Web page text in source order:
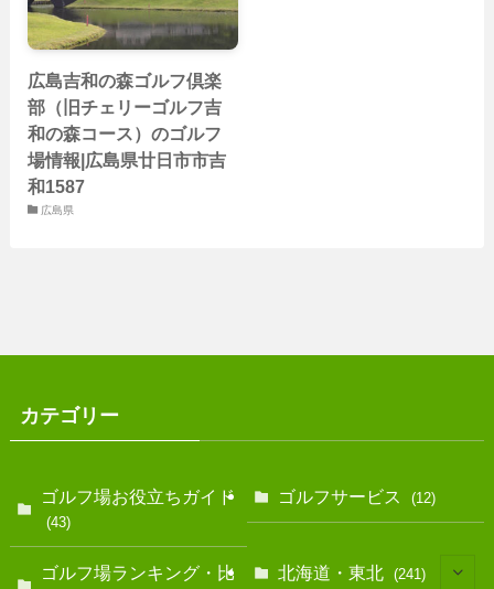
広島吉和の森ゴルフ倶楽
部（旧チェリーゴルフ吉
和の森コース）のゴルフ
場情報|広島県廿日市市吉
和1587
広島県
カテゴリー
ゴルフ場お役立ちガイド
(43)
ゴルフサービス (12)
ゴルフ場ランキング・比
北海道・東北 (241)